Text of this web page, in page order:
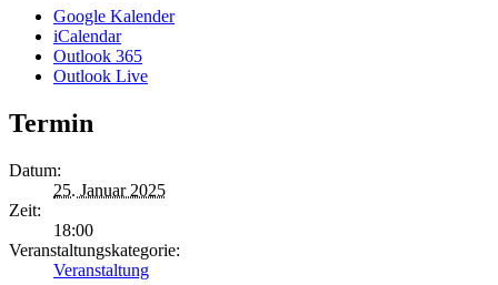
Google Kalender
iCalendar
Outlook 365
Outlook Live
Termin
Datum:
25. Januar 2025
Zeit:
18:00
Veranstaltungskategorie:
Veranstaltung